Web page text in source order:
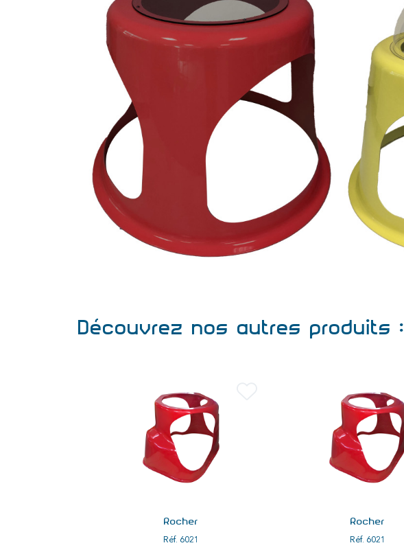
Découvrez nos autres produits :
Rocher
Réf. 6021
Rocher
Réf. 6021